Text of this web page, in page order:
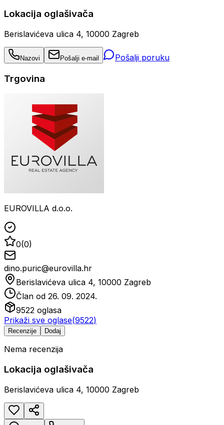
Lokacija oglašivača
Berislavićeva ulica 4, 10000 Zagreb
Nazovi Pošalji e-mail Pošalji poruku
Trgovina
EUROVILLA d.o.o.
0(0)
dino.puric@eurovilla.hr
Berislavićeva ulica 4, 10000 Zagreb
Član od 26. 09. 2024.
9522 oglasa
Prikaži sve oglase(9522)
Recenzije Dodaj
Nema recenzija
Lokacija oglašivača
Berislavićeva ulica 4, 10000 Zagreb